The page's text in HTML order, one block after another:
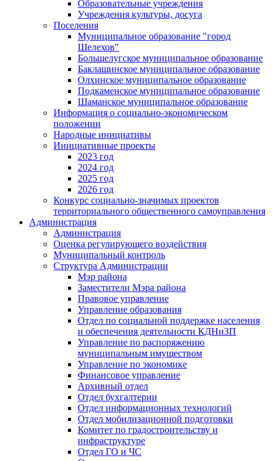
Образовательные учреждения
Учреждения культуры, досуга
Поселения
Муниципальное образование "город
Шелехов"
Большелугское муниципальное образование
Баклашинское муниципальное образование
Олхинское муниципальное образование
Подкаменское муниципальное образование
Шаманское муниципальное образование
Информация о социально-экономическом
положении
Народные инициативы
Инициативные проекты
2023 год
2024 год
2025 год
2026 год
Конкурс социально-значимых проектов
территориального общественного самоуправления
Администрация
Администрация
Оценка регулирующего воздействия
Муниципальный контроль
Структура Администрации
Мэр района
Заместители Мэра района
Правовое управление
Управление образования
Отдел по социальной поддержке населения
и обеспечения деятельности КДНиЗП
Управление по распоряжению
муниципальным имуществом
Управление по экономике
Финансовое управление
Архивный отдел
Отдел бухгалтерии
Отдел информационных технологий
Отдел мобилизационной подготовки
Комитет по градостроительству и
инфраструктуре
Отдел ГО и ЧС